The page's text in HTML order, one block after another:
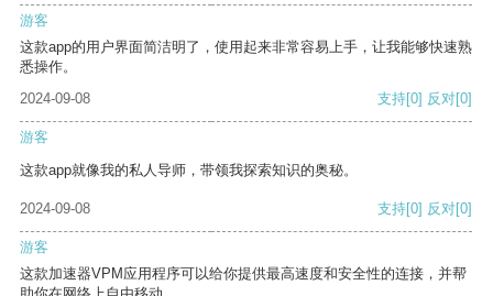
游客
这款app的用户界面简洁明了，使用起来非常容易上手，让我能够快速熟
悉操作。
2024-09-08
支持[0] 反对[0]
游客
这款app就像我的私人导师，带领我探索知识的奥秘。
2024-09-08 支持[0] 反对[0]
游客
这款加速器VPM应用程序可以给你提供最高速度和安全性的连接，并帮